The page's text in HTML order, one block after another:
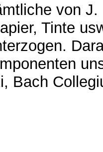
von
Tinte
Bach